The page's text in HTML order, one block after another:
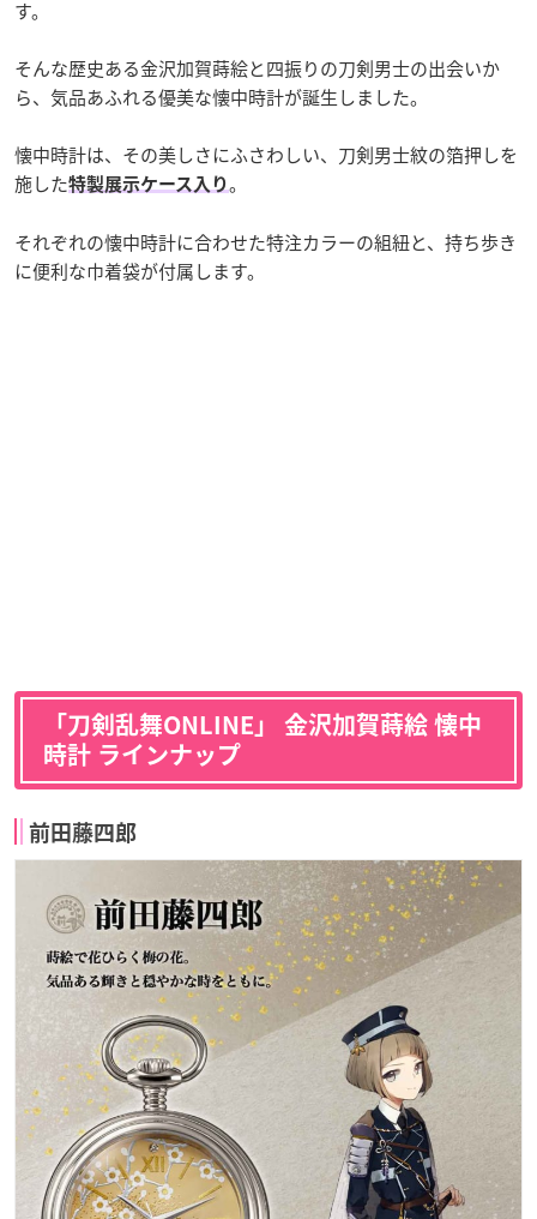
す。
そんな歴史ある金沢加賀蒔絵と四振りの刀剣男士の出会いか
ら、気品あふれる優美な懐中時計が誕生しました。
懐中時計は、その美しさにふさわしい、刀剣男士紋の箔押しを
施した特製展示ケース入り。
それぞれの懐中時計に合わせた特注カラーの組紐と、持ち歩き
に便利な巾着袋が付属します。
「刀剣乱舞ONLINE」 金沢加賀蒔絵 懐中
時計 ラインナップ
前田藤四郎